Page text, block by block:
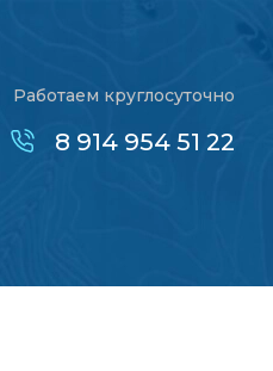
Работаем круглосуточно
8 914 954 51 22